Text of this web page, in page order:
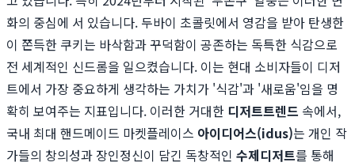
화의 중심에 서 있습니다. 두바이 초콜릿에서 영감을 받아 탄생한
이 쫀득한 쿠키는 바삭함과 꾸덕함이 공존하는 독특한 식감으로
전 세계적인 신드롬을 일으켰습니다. 이는 현대 소비자들이 디저
트에서 가장 중요하게 생각하는 가치가 '식감'과 '새로움'임을 명
확히 보여주는 지표입니다. 이러한 거대한 디저트트렌드 속에서,
국내 최대 핸드메이드 마켓플레이스 아이디어스(idus)는 개인 작
가들의 창의성과 장인정신이 담긴 독창적인 수제디저트를 통해